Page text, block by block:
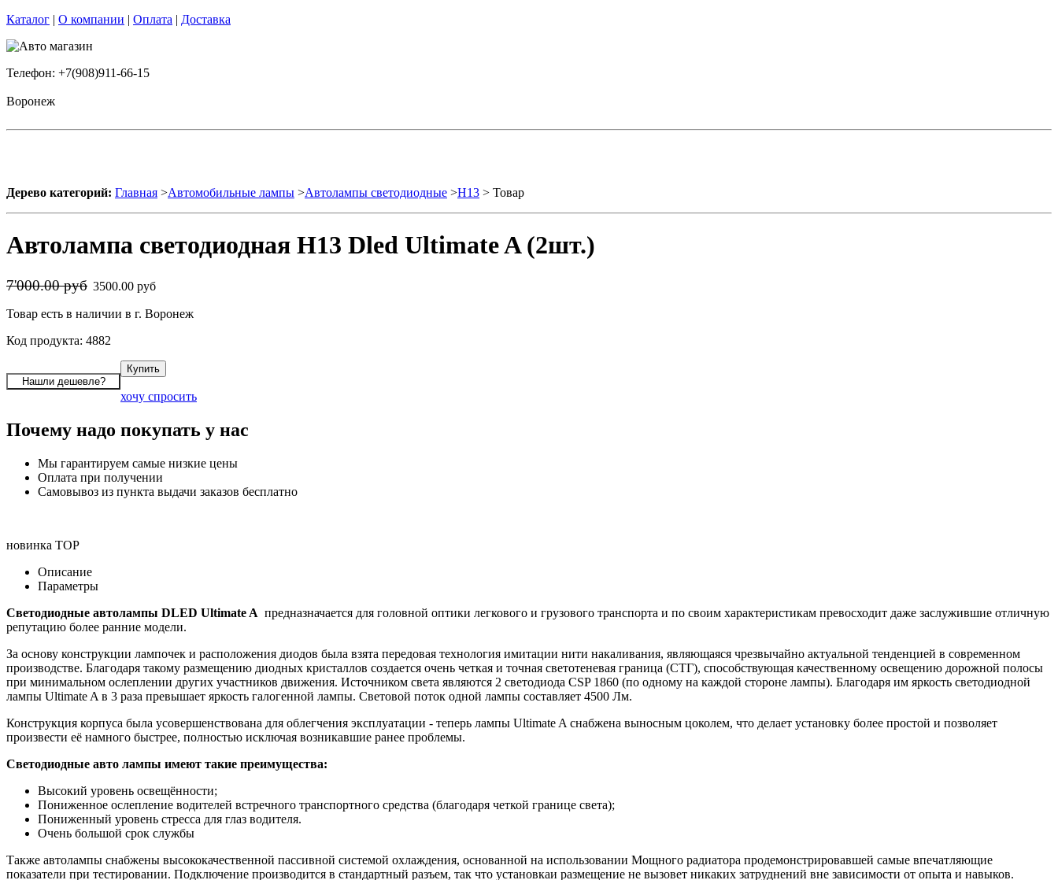
Каталог | О компании | Оплата | Доставка
Телефон: +7(908)911-66-15
Воронеж
Дерево категорий: Главная >Автомобильные лампы >Автолампы светодиодные >H13 > Товар
Автолампа светодиодная H13 Dled Ultimate A (2шт.)
7'000.00 руб 3500.00 руб
Товар есть в наличии в г. Воронеж
Код продукта: 4882
хочу спросить
Почему надо покупать у нас
Мы гарантируем самые низкие цены
Оплата при получении
Самовывоз из пункта выдачи заказов бесплатно
новинка TOP
Описание
Параметры
Светодиодные автолампы DLED Ultimate A предназначается для головной оптики легкового и грузового транспорта и по своим характеристикам превосходит даже заслужившие отличную
репутацию более ранние модели.
За основу конструкции лампочек и расположения диодов была взята передовая технология имитации нити накаливания, являющаяся чрезвычайно актуальной тенденцией в современном
производстве. Благодаря такому размещению диодных кристаллов создается очень четкая и точная светотеневая граница (СТГ), способствующая качественному освещению дорожной полосы
при минимальном ослеплении других участников движения. Источником света являются 2 светодиода CSP 1860 (по одному на каждой стороне лампы). Благодаря им яркость светодиодной
лампы Ultimate A в 3 раза превышает яркость галогенной лампы. Световой поток одной лампы составляет 4500 Лм.
Конструкция корпуса была усовершенствована для облегчения эксплуатации - теперь лампы Ultimate A снабжена выносным цоколем, что делает установку более простой и позволяет
произвести её намного быстрее, полностью исключая возникавшие ранее проблемы.
Светодиодные авто лампы имеют такие преимущества:
Высокий уровень освещённости;
Пониженное ослепление водителей встречного транспортного средства (благодаря четкой границе света);
Пониженный уровень стресса для глаз водителя.
Очень большой срок службы
Также автолампы снабжены высококачественной пассивной системой охлаждения, основанной на использовании Мощного радиатора продемонстрировавшей самые впечатляющие
показатели при тестировании. Подключение производится в стандартный разъем, так что установкаи размещение не вызовет никаких затруднений вне зависимости от опыта и навыков.